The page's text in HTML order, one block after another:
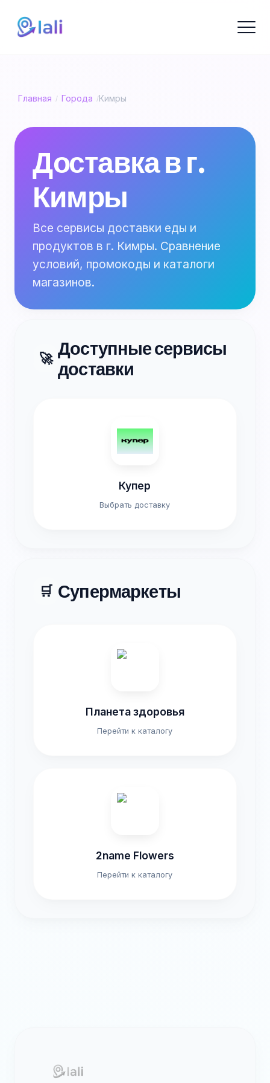
Главная / Города /Кимры
Доставка в г.
Кимры
Все сервисы доставки еды и
продуктов в г. Кимры. Сравнение
условий, промокоды и каталоги
магазинов.
🚀 Доступные сервисы
доставки
Купер
Выбрать доставку
🛒 Супермаркеты
Планета здоровья
Перейти к каталогу
2name Flowers
Перейти к каталогу